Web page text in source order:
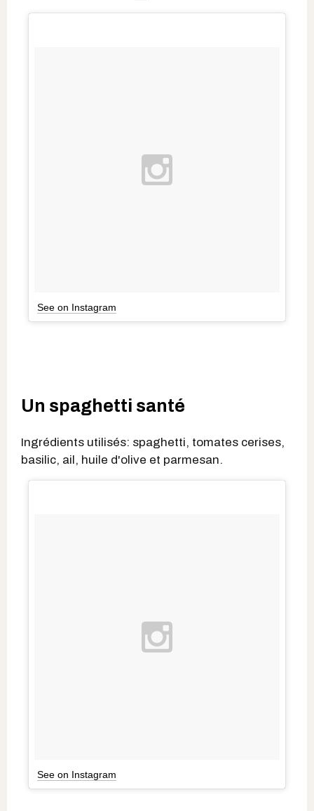
See on Instagram
Un spaghetti santé
Ingrédients utilisés: spaghetti, tomates cerises,
basilic, ail, huile d'olive et parmesan.
See on Instagram